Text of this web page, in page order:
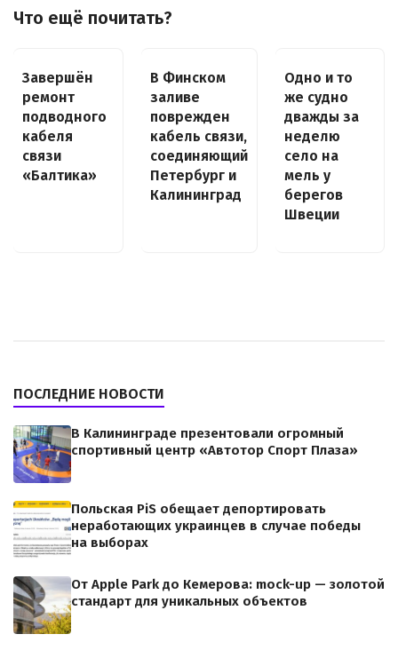
Что ещё почитать?
Завершён
ремонт
подводного
кабеля
связи
«Балтика»
В Финском
заливе
поврежден
кабель связи,
соединяющий
Петербург и
Калининград
Одно и то
же судно
дважды за
неделю
село на
мель у
берегов
Швеции
ПОСЛЕДНИЕ НОВОСТИ
В Калининграде презентовали огромный
спортивный центр «Автотор Спорт Плаза»
Польская PiS обещает депортировать
неработающих украинцев в случае победы
на выборах
От Apple Park до Кемерова: mock-up — золотой
стандарт для уникальных объектов